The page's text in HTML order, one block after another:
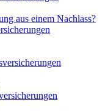
aus einem Nachlass?